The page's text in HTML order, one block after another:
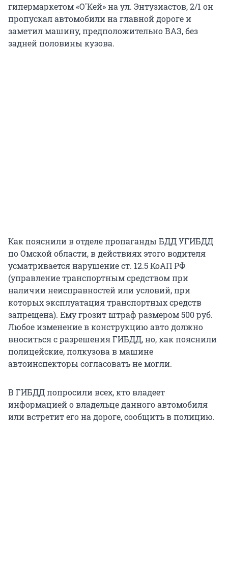
гипермаркетом «О'Кей» на ул. Энтузиастов, 2/1 он
пропускал автомобили на главной дороге и
заметил машину, предположительно ВАЗ, без
задней половины кузова.
Как пояснили в отделе пропаганды БДД УГИБДД
по Омской области, в действиях этого водителя
усматривается нарушение ст. 12.5 КоАП РФ
(управление транспортным средством при
наличии неисправностей или условий, при
которых эксплуатация транспортных средств
запрещена). Ему грозит штраф размером 500 руб.
Любое изменение в конструкцию авто должно
вноситься с разрешения ГИБДД, но, как пояснили
полицейские, полкузова в машине
автоинспекторы согласовать не могли.
В ГИБДД попросили всех, кто владеет
информацией о владельце данного автомобиля
или встретит его на дороге, сообщить в полицию.